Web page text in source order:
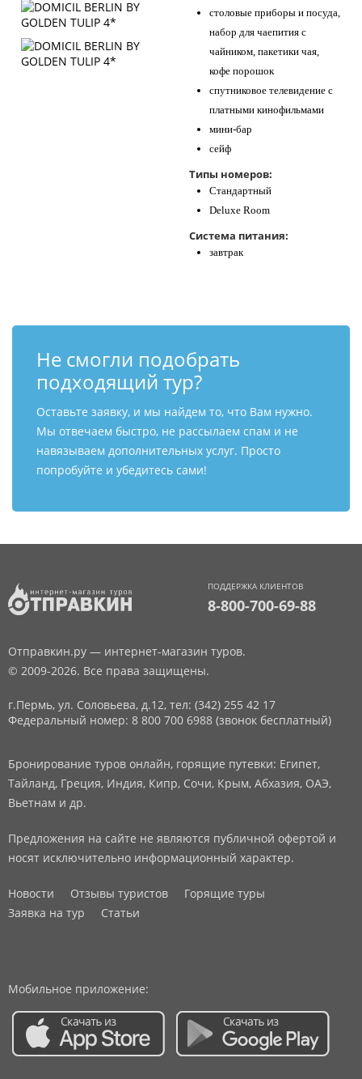
столовые приборы и посуда,
набор для чаепития с
чайником, пакетики чая,
кофе порошок
спутниковое телевидение с
платными кинофильмами
мини-бар
сейф
Типы номеров:
Стандартный
Deluxe Room
Система питания:
завтрак
Не смогли подобрать
подходящий тур?
Оставьте заявку, и мы найдем то, что Вам нужно.
Мы отвечаем быстро, не рассылаем спам и не
навязываем дополнительных услуг. Просто
попробуйте и убедитесь сами!
ПОДДЕРЖКА КЛИЕНТОВ
8-800-700-69-88
Отправкин.ру — интернет-магазин туров.
© 2009-2026. Все права защищены.
г.Пермь, ул. Соловьева, д.12, тел: (342) 255 42 17
Федеральный номер: 8 800 700 6988 (звонок бесплатный)
Бронирование туров онлайн, горящие путевки: Египет,
Тайланд, Греция, Индия, Кипр, Сочи, Крым, Абхазия, ОАЭ,
Вьетнам и др.
Предложения на сайте не являются публичной офертой и
носят исключительно информационный характер.
Новости Отзывы туристов
Горящие туры
Заявка на тур
Статьи
Мобильное приложение: